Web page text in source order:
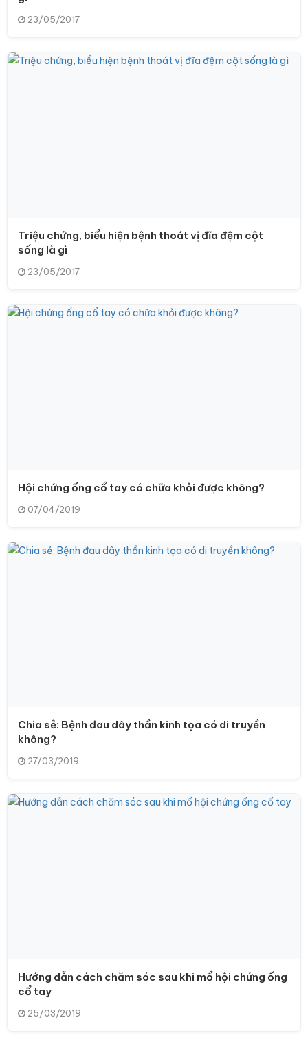
23/05/2017
Triệu chứng, biểu hiện bệnh thoát vị đĩa đệm cột
sống là gì
23/05/2017
Hội chứng ống cổ tay có chữa khỏi được không?
07/04/2019
Chia sẻ: Bệnh đau dây thần kinh tọa có di truyền
không?
27/03/2019
Hướng dẫn cách chăm sóc sau khi mổ hội chứng ống
cổ tay
25/03/2019